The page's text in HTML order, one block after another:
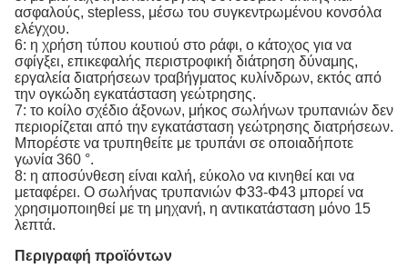
ασφαλούς, stepless, μέσω του συγκεντρωμένου κονσόλα
ελέγχου.
6: η χρήση τύπου κουτιού στο ράφι, ο κάτοχος για να
σφίγξει, επικεφαλής περιστροφική διάτρηση δύναμης,
εργαλεία διατρήσεων τραβήγματος κυλίνδρων, εκτός από
την ογκώδη εγκατάσταση γεώτρησης.
7: το κοίλο σχέδιο άξονων, μήκος σωλήνων τρυπανιών δεν
περιορίζεται από την εγκατάσταση γεώτρησης διατρήσεων.
Μπορέστε να τρυπηθείτε με τρυπάνι σε οποιαδήποτε
γωνία 360 °.
8: η αποσύνθεση είναι καλή, εύκολο να κινηθεί και να
μεταφέρει. Ο σωλήνας τρυπανιών Φ33-Φ43 μπορεί να
χρησιμοποιηθεί με τη μηχανή, η αντικατάσταση μόνο 15
λεπτά.
Περιγραφή προϊόντων